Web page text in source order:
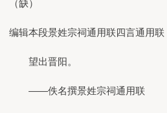
（缺）
编辑本段景姓宗祠通用联四言通
望出晋阳。
——佚名撰景姓宗祠通用联